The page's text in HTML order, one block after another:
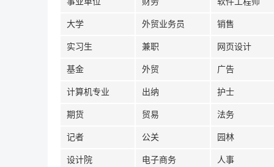
大学 外贸业务员 销售
实习生 兼职 网页设计
基金 外贸 广告
计算机专业 出纳 护士
期货 贸易 法务
记者 公关 园林
设计院 电子商务 人事